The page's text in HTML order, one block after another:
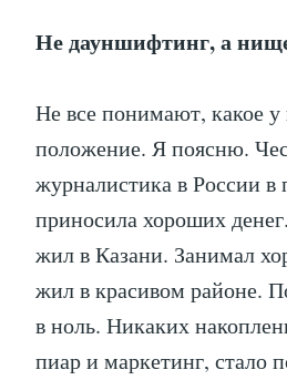
Не дауншифтинг, а
Не все понимают, какое
положение. Я поясню.
журналистика в России в
приносила хороших
жил в Казани. Занимал
жил в красивом районе.
в ноль. Никаких
пиар и маркетинг, стало